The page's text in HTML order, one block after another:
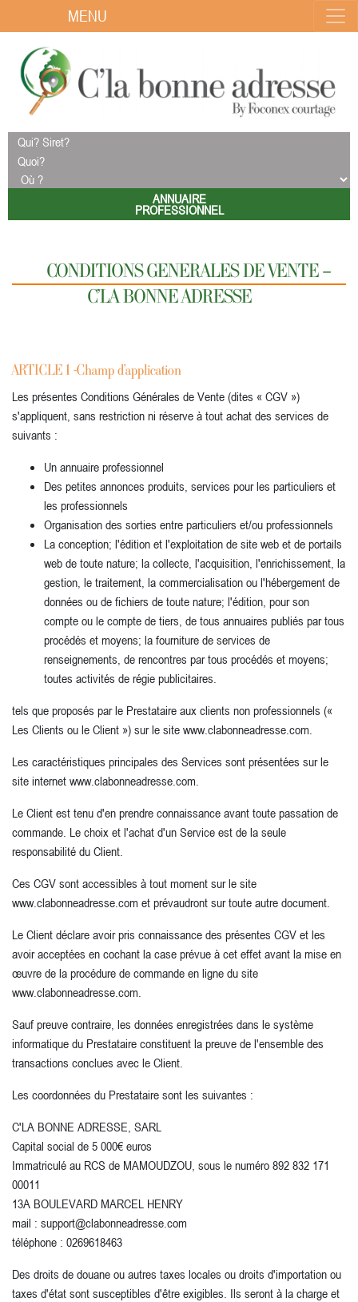
MENU
ANNUAIRE
PROFESSIONNEL
CONDITIONS GENERALES DE VENTE –
C’LA BONNE ADRESSE
ARTICLE 1 -Champ d'application
Les présentes Conditions Générales de Vente (dites « CGV »)
s'appliquent, sans restriction ni réserve à tout achat des services de
suivants :
Un annuaire professionnel
Des petites annonces produits, services pour les particuliers et
les professionnels
Organisation des sorties entre particuliers et/ou professionnels
La conception; l'édition et l'exploitation de site web et de portails
web de toute nature; la collecte, l'acquisition, l'enrichissement, la
gestion, le traitement, la commercialisation ou l'hébergement de
données ou de fichiers de toute nature; l'édition, pour son
compte ou le compte de tiers, de tous annuaires publiés par tous
procédés et moyens; la fourniture de services de
renseignements, de rencontres par tous procédés et moyens;
toutes activités de régie publicitaires.
tels que proposés par le Prestataire aux clients non professionnels («
Les Clients ou le Client ») sur le site www.clabonneadresse.com.
Les caractéristiques principales des Services sont présentées sur le
site internet www.clabonneadresse.com.
Le Client est tenu d'en prendre connaissance avant toute passation de
commande. Le choix et l'achat d'un Service est de la seule
responsabilité du Client.
Ces CGV sont accessibles à tout moment sur le site
www.clabonneadresse.com et prévaudront sur toute autre document.
Le Client déclare avoir pris connaissance des présentes CGV et les
avoir acceptées en cochant la case prévue à cet effet avant la mise en
œuvre de la procédure de commande en ligne du site
www.clabonneadresse.com.
Sauf preuve contraire, les données enregistrées dans le système
informatique du Prestataire constituent la preuve de l'ensemble des
transactions conclues avec le Client.
Les coordonnées du Prestataire sont les suivantes :
C'LA BONNE ADRESSE, SARL
Capital social de 5 000€ euros
Immatriculé au RCS de MAMOUDZOU, sous le numéro 892 832 171
00011
13A BOULEVARD MARCEL HENRY
mail : support@clabonneadresse.com
téléphone : 0269618463
Des droits de douane ou autres taxes locales ou droits d'importation ou
taxes d'état sont susceptibles d'être exigibles. Ils seront à la charge et